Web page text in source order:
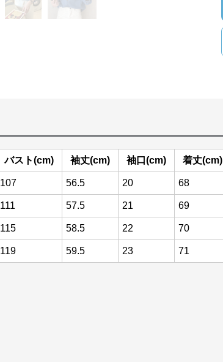
バスト(cm) 袖丈(cm) 袖口(cm) 着丈(cm)
107 56.5 20 68
111 57.5 21 69
115 58.5 22 70
119 59.5 23 71